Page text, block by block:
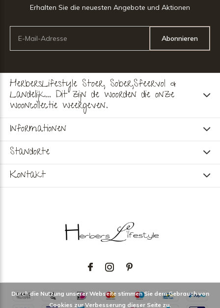
Erhalten Sie die neuesten Angebote und Aktionen
Abonnieren
HerbersLifestyle Stoer, Sober,Sfeervol &
Landelijk... Dit zijn de woorden die onze
wooncollectie weergeven.
Informationen
Standorte
Kontakt
Durch die Nutzung unserer Webseite stimmen Sie dem Gebrauch von
Cookies zur Verbesserung dieser Seite zu.